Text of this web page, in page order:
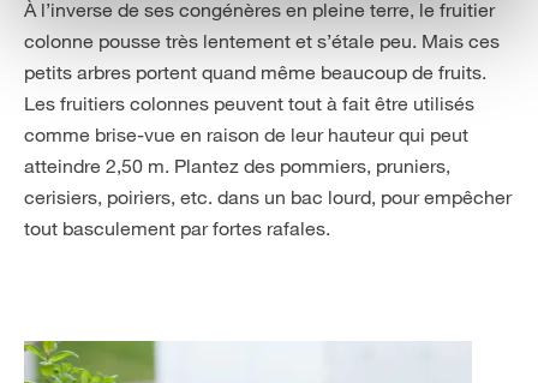
À l’inverse de ses congénères en pleine terre, le fruitier
colonne pousse très lentement et s’étale peu. Mais ces
petits arbres portent quand même beaucoup de fruits.
Les fruitiers colonnes peuvent tout à fait être utilisés
comme brise-vue en raison de leur hauteur qui peut
atteindre 2,50 m. Plantez des pommiers, pruniers,
cerisiers, poiriers, etc. dans un bac lourd, pour empêcher
tout basculement par fortes rafales.